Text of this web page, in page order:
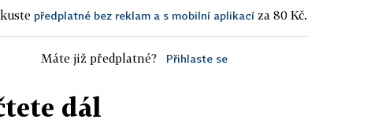
předplatné bez reklam a s mobilní aplikací za 80 Kč.
Máte již předplatné? Přihlaste se
dál